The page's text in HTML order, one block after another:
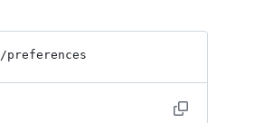
/preferences